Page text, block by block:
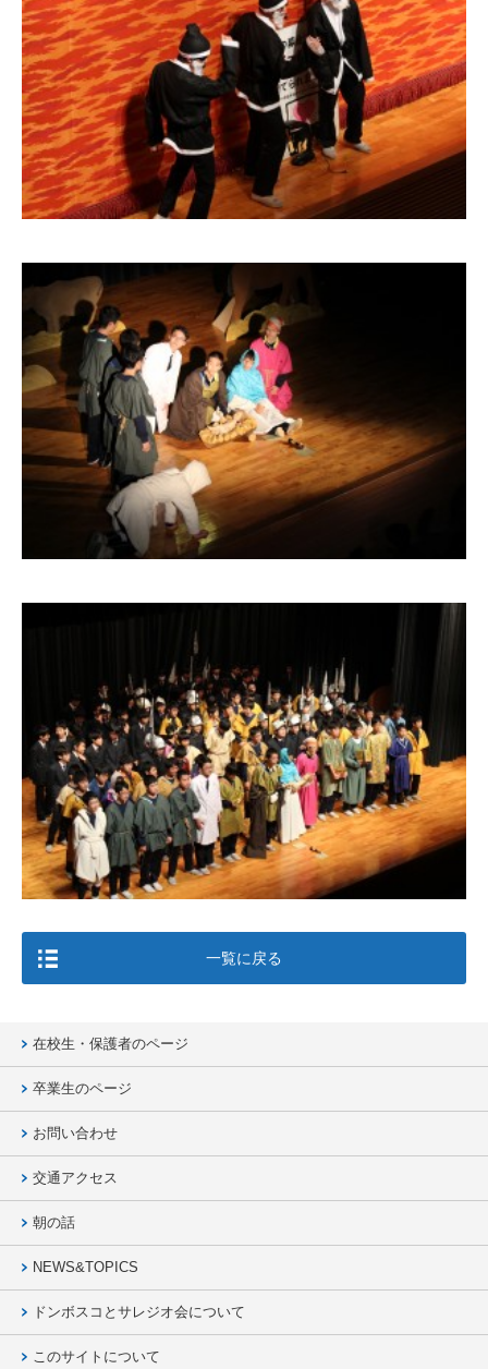
一覧に戻る
在校生・保護者のページ
卒業生のページ
お問い合わせ
交通アクセス
朝の話
NEWS&TOPICS
ドンボスコとサレジオ会について
このサイトについて